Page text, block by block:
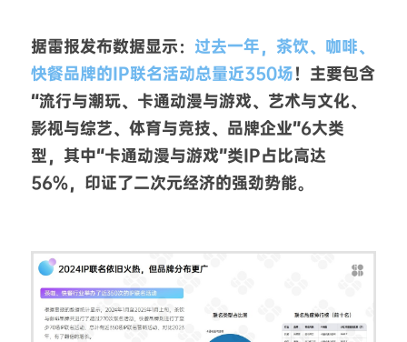
据雷报发布数据显示： 过去一年，茶饮、咖啡、
快餐品牌的IP联名活动总量近350场！主要包含
“流行与潮玩、卡通动漫与游戏、艺术与文化、
影视与综艺、体育与竞技、品牌企业”6大类
型，其中“卡通动漫与游戏”类IP占比高达
56%，印证了二次元经济的强劲势能。